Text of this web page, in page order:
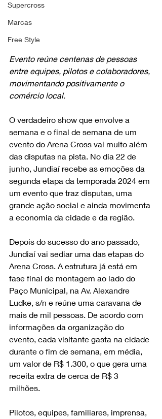
Supercross
Marcas
Free Style
Evento reúne centenas de pessoas
entre equipes, pilotos e colaboradores,
movimentando positivamente o
comércio local.
O verdadeiro show que envolve a
semana e o final de semana de um
evento do Arena Cross vai muito além
das disputas na pista. No dia 22 de
junho, Jundiaí recebe as emoções da
segunda etapa da temporada 2024 em
um evento que traz disputas, uma
grande ação social e ainda movimenta
a economia da cidade e da região.
Depois do sucesso do ano passado,
Jundiaí vai sediar uma das etapas do
Arena Cross. A estrutura já está em
fase final de montagem ao lado do
Paço Municipal, na Av. Alexandre
Ludke, s/n e reúne uma caravana de
mais de mil pessoas. De acordo com
informações da organização do
evento, cada visitante gasta na cidade
durante o fim de semana, em média,
um valor de R$ 1.300, o que gera uma
receita extra de cerca de R$ 3
milhões.
Pilotos, equipes, familiares, imprensa,